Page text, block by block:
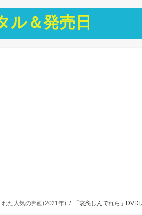
ル＆発売日
れた人気の邦画(2021年) 「哀愁しんでれら」DVD